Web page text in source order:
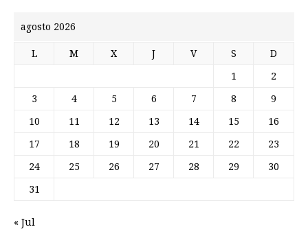
agosto 2026
L M X J V S D
1 2
3 4 5 6 7 8 9
10 11 12 13 14 15 16
17 18 19 20 21 22 23
24 25 26 27 28 29 30
31
« Jul